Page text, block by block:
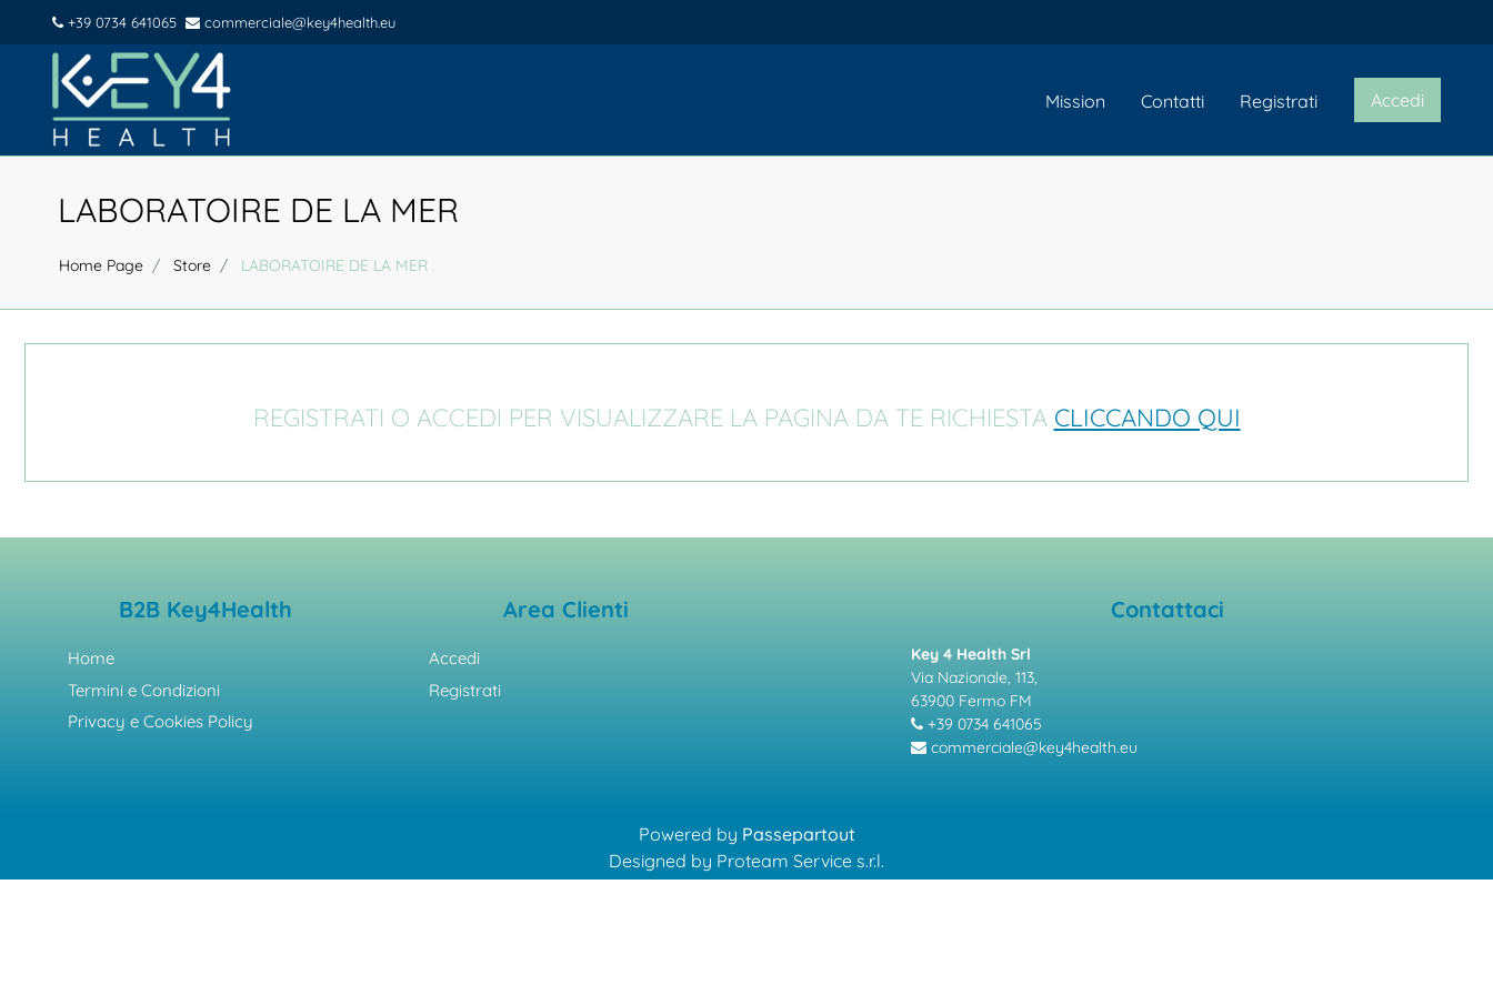
+39 0734 641065 commerciale@key4health.eu
Mission Contatti Registrati Accedi
LABORATOIRE DE LA MER
Home Page Store LABORATOIRE DE LA MER
REGISTRATI O ACCEDI PER VISUALIZZARE LA PAGINA DA TE RICHIESTA CLICCANDO QUI
B2B Key4Health
Home
Termini e Condizioni
Privacy e Cookies Policy
Area Clienti
Accedi
Registrati
Contattaci
Key 4 Health Srl
Via Nazionale, 113,
63900 Fermo FM
+39 0734 641065
commerciale@key4health.eu
Powered by Passepartout
Designed by Proteam Service s.r.l.